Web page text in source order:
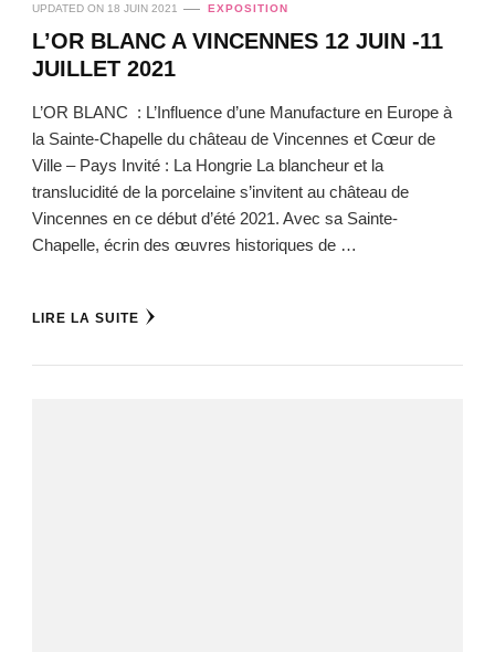
UPDATED ON 18 JUIN 2021 EXPOSITION
L’OR BLANC A VINCENNES 12 JUIN -11
JUILLET 2021
L’OR BLANC : L’Influence d’une Manufacture en Europe à
la Sainte-Chapelle du château de Vincennes et Cœur de
Ville – Pays Invité : La Hongrie La blancheur et la
translucidité de la porcelaine s’invitent au château de
Vincennes en ce début d’été 2021. Avec sa Sainte-
Chapelle, écrin des œuvres historiques de …
LIRE LA SUITE